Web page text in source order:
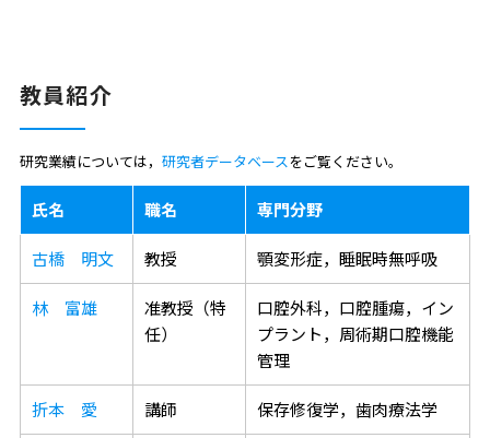
教員紹介
研究業績については， 研究者データベースをご覧ください。
氏名 職名 専門分野
古橋 明文 教授 顎変形症，睡眠時無呼吸
林 富雄
准教授（特
任）
口腔外科，口腔腫瘍，イン
プラント，周術期口腔機能
管理
折本 愛 講師 保存修復学，歯肉療法学